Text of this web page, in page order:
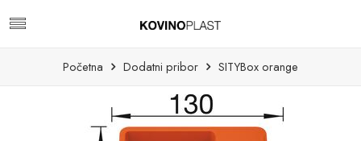
Početna Dodatni pribor SITYBox orange